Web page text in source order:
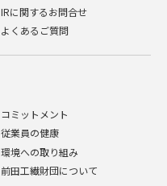
IRに関するお問合せ
よくあるご質問
コミットメント
従業員の健康
環境への取り組み
前田工繊財団について